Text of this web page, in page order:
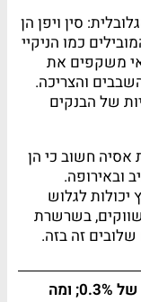
סין ויפן הן
כמו הניקיי
משקפים את
והצריכה.
של הבנקים
אסיה חשוב כי הן
ובאירופה.
לגלוש
בשרשרת
זה בזה.
החוזים בירידה של 0.3%; ומה